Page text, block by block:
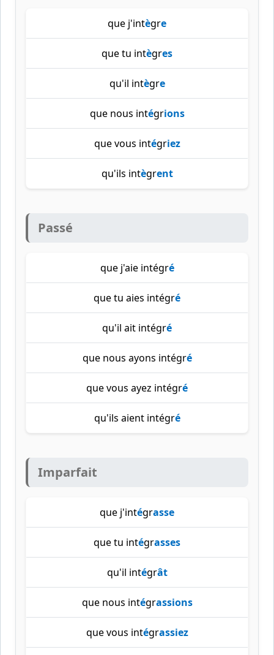
que j'intègre
que tu intègres
qu'il intègre
que nous intégrions
que vous intégriez
qu'ils intègrent
Passé
que j'aie intégré
que tu aies intégré
qu'il ait intégré
que nous ayons intégré
que vous ayez intégré
qu'ils aient intégré
Imparfait
que j'intégrasse
que tu intégrasses
qu'il intégrât
que nous intégrassions
que vous intégrassiez